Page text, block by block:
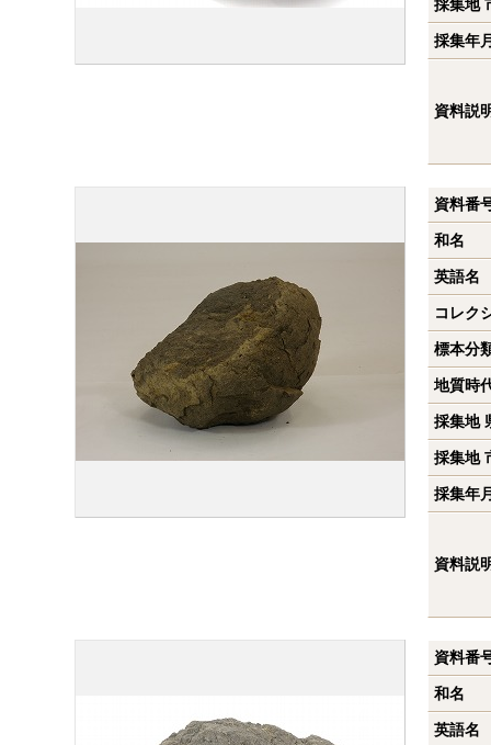
採集地
採集年
資料説
資料番
和名
英語名
コレク
標本分
地質時
採集地
採集地
採集年
資料説
資料番
和名
英語名